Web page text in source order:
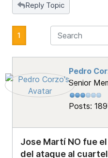
Reply Topic
1
Pedro
Senior
Posts: 189
Jose Martí NO fue
del ataque al